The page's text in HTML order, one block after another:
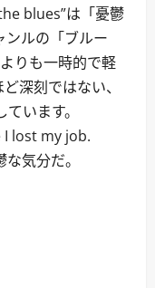
blues”は「憂鬱
ンルの「ブルー
りも一時的で軽
深刻ではない、
います。
I lost my job.
気分だ。